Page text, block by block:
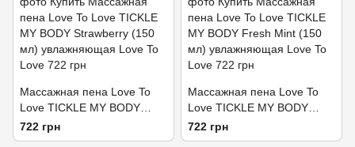
Массажная пена Love To
Love TICKLE MY BODY
Strawberry (150 мл)
увлажняющая
722 грн
Массажная пена Love To
Love TICKLE MY BODY
Fresh Mint (150 мл)
увлажняющая
722 грн